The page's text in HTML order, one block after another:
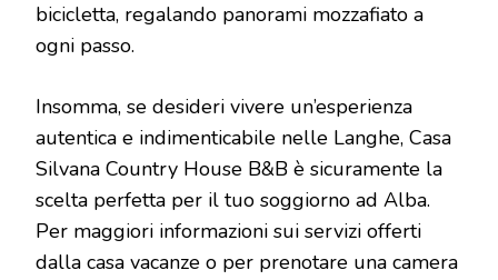
bicicletta, regalando panorami mozzafiato a
ogni passo.
Insomma, se desideri vivere un’esperienza
autentica e indimenticabile nelle Langhe, Casa
Silvana Country House B&B è sicuramente la
scelta perfetta per il tuo soggiorno ad Alba.
Per maggiori informazioni sui servizi offerti
dalla casa vacanze o per prenotare una camera